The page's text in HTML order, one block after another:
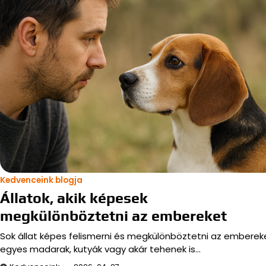
Kedvenceink blogja
Állatok, akik képesek
megkülönböztetni az embereket
Sok állat képes felismerni és megkülönböztetni az
egyes madarak, kutyák vagy akár tehenek is…